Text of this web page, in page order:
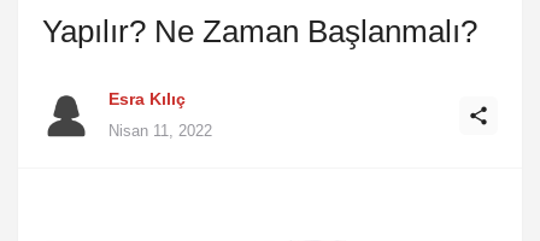
Yapılır? Ne Zaman Başlanmalı?
Esra Kılıç
Nisan 11, 2022